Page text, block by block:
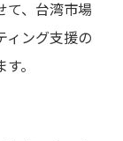
て、台湾市場
ィング支援の
。